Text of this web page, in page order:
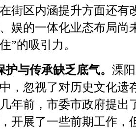
街区内涵提升方面还
娱的一体化业态布局尚
”的吸引力。
护与传承缺乏底气。 溧
，忽视了对历史文化遗
年前，市委市政府提出
开展了一些前期工作，